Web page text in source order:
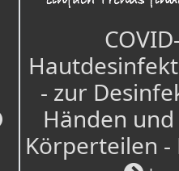
- zur
Händen
Körperteilen -